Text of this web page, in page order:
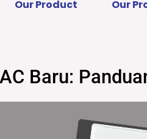
Our Product Our
Baru: